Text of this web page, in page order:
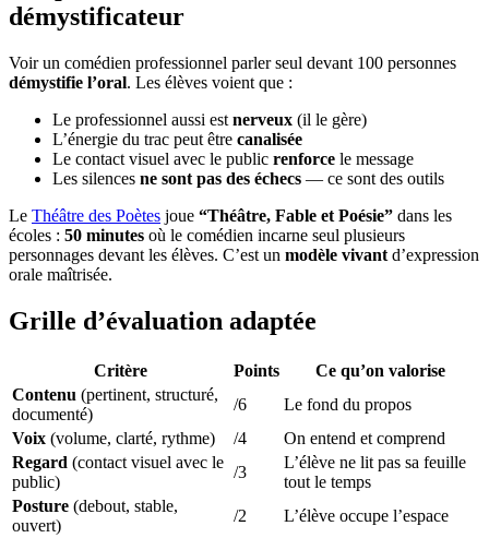
démystificateur
Voir un comédien professionnel parler seul devant 100 personnes
démystifie l’oral. Les élèves voient que :
Le professionnel aussi est nerveux (il le gère)
L’énergie du trac peut être canalisée
Le contact visuel avec le public renforce le message
Les silences ne sont pas des échecs — ce sont des outils
Le Théâtre des Poètes joue “Théâtre, Fable et Poésie” dans les
écoles : 50 minutes où le comédien incarne seul plusieurs
personnages devant les élèves. C’est un modèle vivant d’expression
orale maîtrisée.
Grille d’évaluation adaptée
Critère Points
Ce qu’on valorise
Contenu (pertinent, structuré,
documenté)
/6
Le fond du propos
Voix (volume, clarté, rythme) /4
On entend et comprend
Regard (contact visuel avec le
public)
/3
L’élève ne lit pas sa feuille
tout le temps
Posture (debout, stable,
ouvert)
/2
L’élève occupe l’espace